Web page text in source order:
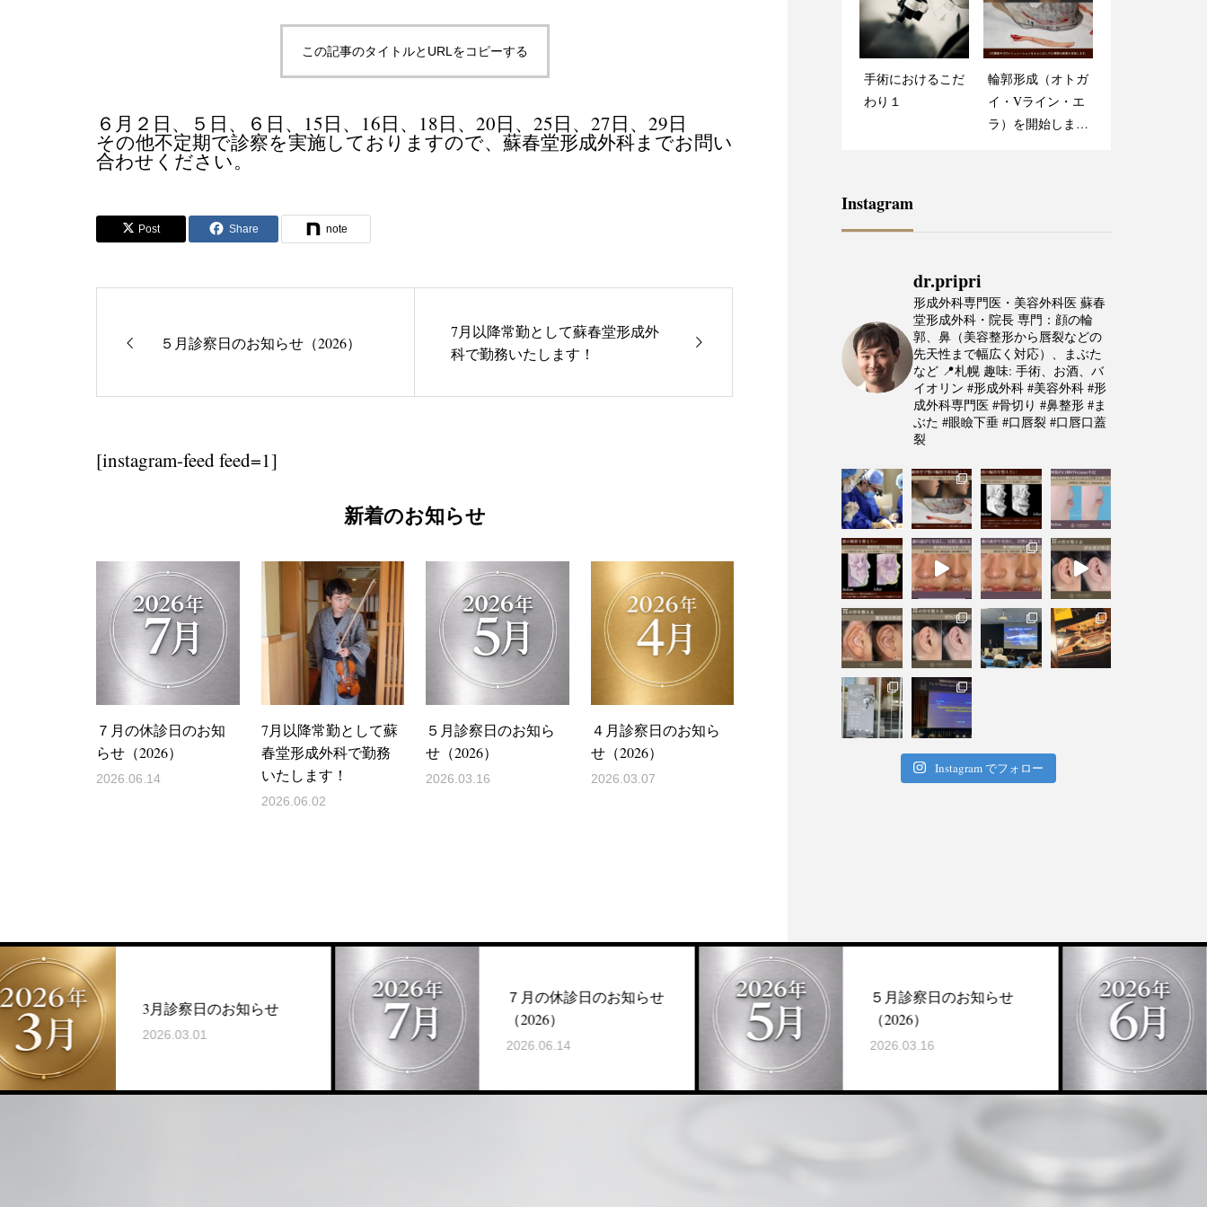
この記事のタイトルとURLをコピーする
６月２日、５日、６日、15日、16日、18日、20日、25日、27日、29日
その他不定期で診察を実施しておりますので、蘇春堂形成外科までお問い
合わせください。
Post Share note
５月診察日のお知らせ（2026）
7月以降常勤として蘇春堂形成外
科で勤務いたします！
[instagram-feed feed=1]
新着のお知らせ
７月の休診日のお知
らせ（2026）
2026.06.14
7月以降常勤として蘇
春堂形成外科で勤務
いたします！
2026.06.02
５月診察日のお知ら
せ（2026）
2026.03.16
４月診察日のお知ら
せ（2026）
2026.03.07
手術におけるこだ
わり１
輪郭形成（オトガ
イ・Vライン・エ
ラ）を開始しまし
輪郭形成（オトガ
イ・Vライン・エ
ラ）を開始しまし
唇裂の唇のボリュ
ーム感をよりよく
見せるために。
Instagram
dr.pripri
形成外科専門医・美容外科医 蘇春
堂形成外科・院長 専門：顔の輪
郭、鼻（美容整形から唇裂などの
先天性まで幅広く対応）、まぶた
など 📍札幌 趣味: 手術、お酒、バ
イオリン #形成外科 #美容外科 #形
成外科専門医 #骨切り #鼻整形 #ま
ぶた #眼瞼下垂 #口唇裂 #口唇口蓋
裂
Instagram でフォロー
3月診察日のお知らせ
2026.03.01
７月の休診日のお知らせ
（2026）
2026.06.14
５月診察日のお知らせ
（2026）
2026.03.16
６月診察
（2026）
2026.06.02